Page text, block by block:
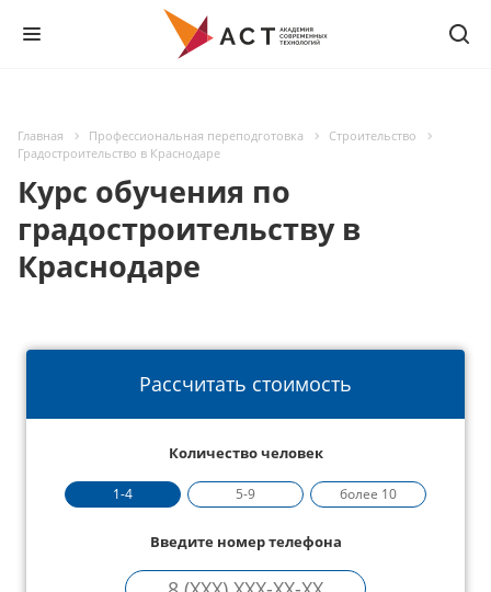
Главная Профессиональная переподготовка
Строительство
Градостроительство в Краснодаре
Курс обучения по
градостроительству в
Краснодаре
Рассчитать стоимость
Количество человек
1-4 5-9 более 10
Введите номер телефона